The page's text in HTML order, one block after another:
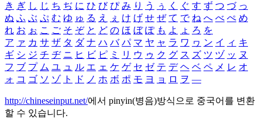
き ぎ し じ ち ぢ に ひ び ぴ み り う ぅ く ぐ す ず つ づ っ
ぬ ふ ぶ ぷ む ゆ ゅ る え ぇ け げ せ ぜ て で ね へ べ ぺ め
れ お ぉ こ ご そ ぞ と ど の ほ ぼ ぽ も よ ょ ろ を
ア ァ カ サ ザ タ ダ ナ ハ バ パ マ ヤ ャ ラ ワ ヮ ン イ ィ キ
ギ シ ジ チ ヂ ニ ヒ ビ ピ ミ リ ウ ゥ ク グ ス ズ ツ ヅ ッ ヌ
フ ブ プ ム ユ ュ ル エ ェ ケ ゲ セ ゼ テ デ ヘ ベ ペ メ レ オ
ォ コ ゴ ソ ゾ ト ド ノ ホ ボ ポ モ ヨ ョ ロ ヲ ―
http://chineseinput.net/에서 pinyin(병음)방식으로 중국어를 변환
할 수 있습니다.